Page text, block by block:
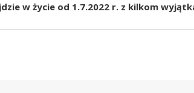
w życie od 1.7.2022 r. z kilkom